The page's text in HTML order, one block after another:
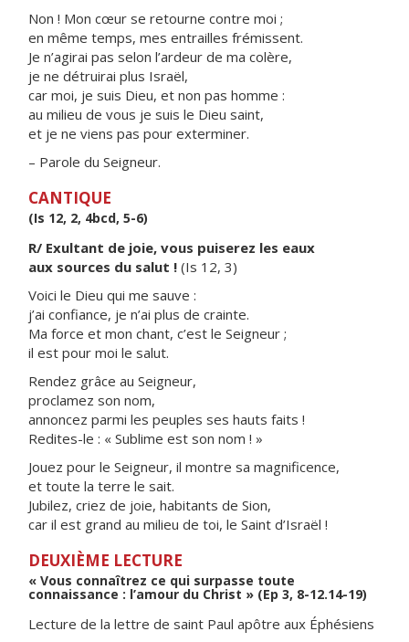
Non ! Mon cœur se retourne contre moi ;
en même temps, mes entrailles frémissent.
Je n’agirai pas selon l’ardeur de ma colère,
je ne détruirai plus Israël,
car moi, je suis Dieu, et non pas homme :
au milieu de vous je suis le Dieu saint,
et je ne viens pas pour exterminer.
– Parole du Seigneur.
CANTIQUE
(Is 12, 2, 4bcd, 5-6)
R/ Exultant de joie, vous puiserez les eaux
aux sources du salut ! (Is 12, 3)
Voici le Dieu qui me sauve :
j’ai confiance, je n’ai plus de crainte.
Ma force et mon chant, c’est le Seigneur ;
il est pour moi le salut.
Rendez grâce au Seigneur,
proclamez son nom,
annoncez parmi les peuples ses hauts faits !
Redites-le : « Sublime est son nom ! »
Jouez pour le Seigneur, il montre sa magnificence,
et toute la terre le sait.
Jubilez, criez de joie, habitants de Sion,
car il est grand au milieu de toi, le Saint d’Israël !
DEUXIÈME LECTURE
« Vous connaîtrez ce qui surpasse toute
connaissance : l’amour du Christ » (Ep 3, 8-12.14-19)
Lecture de la lettre de saint Paul apôtre aux Éphésiens